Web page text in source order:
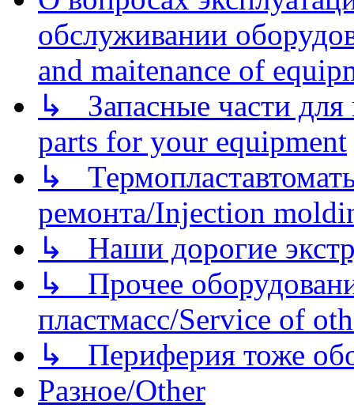
обслуживании
and maitenance of
↳ Запасные части для
parts for your equipment
↳
ремонта/Injection
↳ Наши дорогие
↳ Прочее
пластмасс/Service of
↳ Периферия тоже
Разное/Other